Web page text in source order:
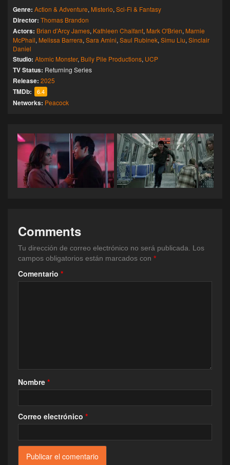
Genre: Action & Adventure, Misterio, Sci-Fi & Fantasy
Director: Thomas Brandon
Actors: Brian d'Arcy James, Kathleen Chalfant, Mark O'Brien, Marnie
McPhail, Melissa Barrera, Sara Amini, Saul Rubinek, Simu Liu, Sinclair
Daniel
Studio: Atomic Monster, Bully Pile Productions, UCP
TV Status: Returning Series
Release: 2025
TMDb: 6.4
Networks: Peacock
Comments
Tu dirección de correo electrónico no será publicada.
Los
campos obligatorios están marcados con *
Comentario *
Nombre *
Correo electrónico *